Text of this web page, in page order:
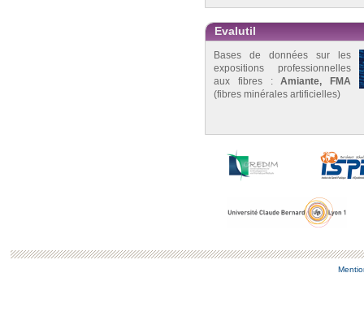
Evalutil
Bases de données sur les
expositions professionnelles
aux fibres :Amiante, FMA
(fibres minérales artificielles)